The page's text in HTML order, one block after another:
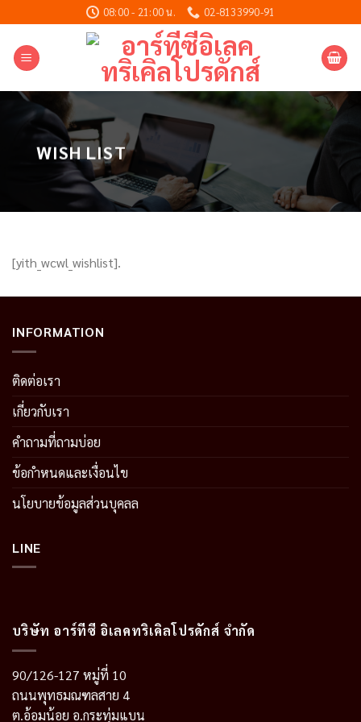
to
content
08:00 - 21:00 น. 02-8133990-91
WISH LIST
[yith_wcwl_wishlist].
INFORMATION
ติดต่อเรา
เกี่ยวกับเรา
คำถามที่ถามบ่อย
ข้อกำหนดและเงื่อนไข
นโยบายข้อมูลส่วนบุคลล
LINE
บริษัท อาร์ทีซี อิเลคทริเคิลโปรดักส์ จำกัด
90/126-127 หมู่ที่ 10
ถนนพุทธมณฑลสาย 4
ต.อ้อมน้อย อ.กระทุ่มแบน